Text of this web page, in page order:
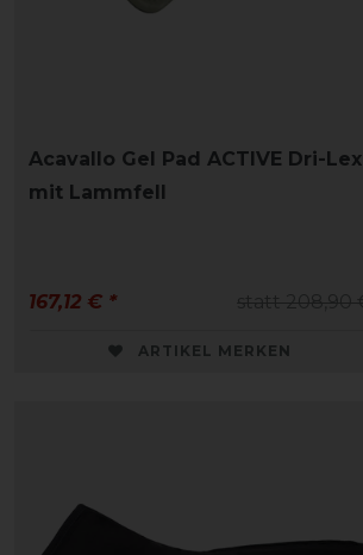
Acavallo Gel Pad ACTIVE Dri-Lex
mit Lammfell
167,12 € *
ARTIKEL MERKEN